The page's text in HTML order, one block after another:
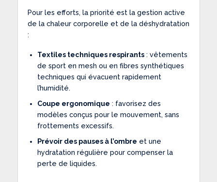
Pour les efforts, la priorité est la gestion active
de la chaleur corporelle et de la déshydratation
:
Textiles techniques respirants: vêtements
de sport en mesh ou en fibres synthétiques
techniques qui évacuent rapidement
l’humidité.
Coupe ergonomique : favorisez des
modèles conçus pour le mouvement, sans
frottements excessifs.
Prévoir des pauses à l’ombre et une
hydratation régulière pour compenser la
perte de liquides.